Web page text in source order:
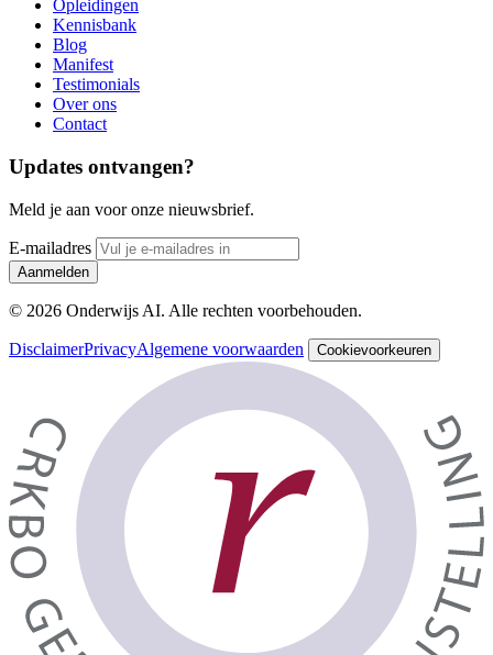
Opleidingen
Kennisbank
Blog
Manifest
Testimonials
Over ons
Contact
Updates ontvangen?
Meld je aan voor onze nieuwsbrief.
E-mailadres
Aanmelden
© 2026 Onderwijs AI. Alle rechten voorbehouden.
DisclaimerPrivacyAlgemene voorwaarden Cookievoorkeuren